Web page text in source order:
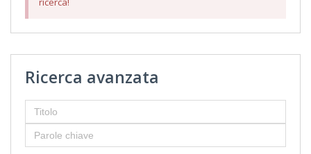
Ricerca avanzata